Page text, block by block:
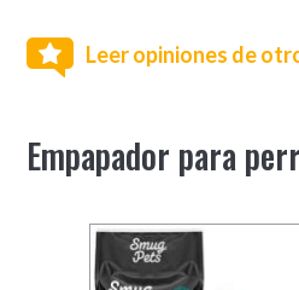
Leer opiniones de
Empapador para